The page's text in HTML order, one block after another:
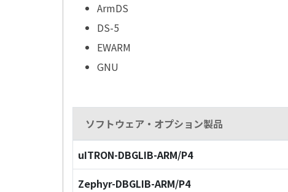
ArmDS
DS-5
EWARM
GNU
ソフトウェア・オプション製品
uITRON-DBGLIB-ARM/P4
Zephyr-DBGLIB-ARM/P4